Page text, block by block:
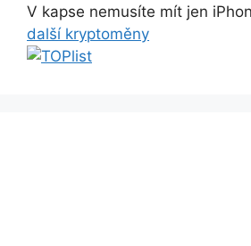
V kapse nemusíte mít jen
další kryptoměny